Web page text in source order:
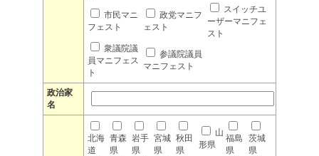
市民マニ
フェスト
政党マニフ
ェスト
スイッチユ
ーザーマニフェ
スト
衆議院議
員マニフェス
ト
参議院議員
マニフェスト
政治家
名
北海
道
青森
県
岩手
県
宮城
県
秋田
県
山
形県
福島
県
茨城
県